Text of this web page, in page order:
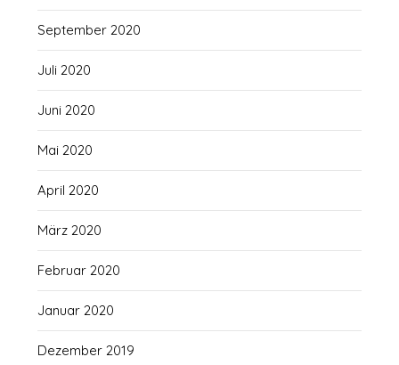
September 2020
Juli 2020
Juni 2020
Mai 2020
April 2020
März 2020
Februar 2020
Januar 2020
Dezember 2019